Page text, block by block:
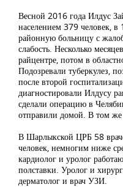
Весной 2016 года Илдус
населением 379 человек, в
районную больницу с
слабость. Несколько
райцентре, потом в
Подозревали туберкулез,
после второй
диагностировали Илдусу
сделали операцию в
отправили домой. В том
В Шарлыкской ЦРБ 58
человек, немногим ниже
кардиолог и уролог
полставки. Уролог и
дерматолог и врач УЗИ.